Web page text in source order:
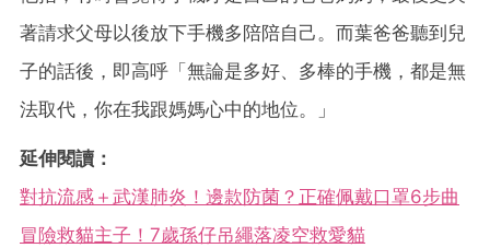
著請求父母以後放下手機多陪陪自己。而葉爸爸聽到兒
子的話後，即高呼「無論是多好、多棒的手機，都是無
法取代，你在我跟媽媽心中的地位。」
延伸閱讀：
對抗流感＋武漢肺炎！邊款防菌？正確佩戴口罩6步曲
冒險救貓主子！7歲孫仔吊繩落凌空救愛貓